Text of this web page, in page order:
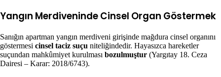
Yangın Merdiveninde Cinsel Organ Göstermek
Sanığın apartman yangın merdiveni girişinde mağdura cinsel organını
göstermesi cinsel taciz suçu niteliğindedir. Hayasızca hareketler
suçundan mahkûmiyet kurulması bozulmuştur (Yargıtay 18. Ceza
Dairesi – Karar: 2018/6743).